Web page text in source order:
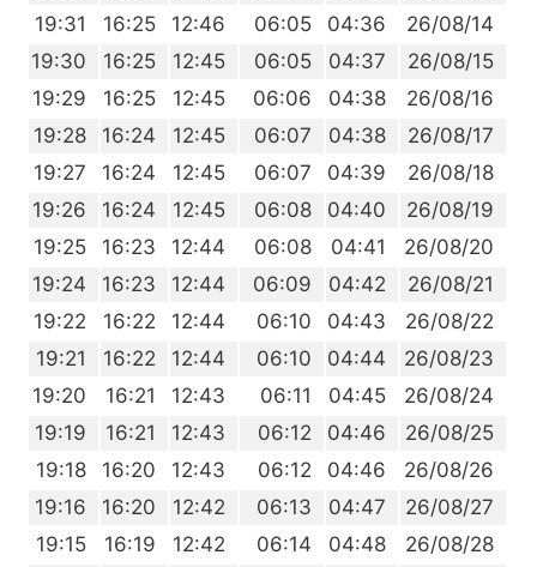
26/08/14
04:36
06:05
12:46
16:25
19:31
26/08/15
04:37
06:05
12:45
16:25
19:30
26/08/16
04:38
06:06
12:45
16:25
19:29
26/08/17
04:38
06:07
12:45
16:24
19:28
26/08/18
04:39
06:07
12:45
16:24
19:27
26/08/19
04:40
06:08
12:45
16:24
19:26
26/08/20
04:41
06:08
12:44
16:23
19:25
26/08/21
04:42
06:09
12:44
16:23
19:24
26/08/22
04:43
06:10
12:44
16:22
19:22
26/08/23
04:44
06:10
12:44
16:22
19:21
26/08/24
04:45
06:11
12:43
16:21
19:20
26/08/25
04:46
06:12
12:43
16:21
19:19
26/08/26
04:46
06:12
12:43
16:20
19:18
26/08/27
04:47
06:13
12:42
16:20
19:16
26/08/28
04:48
06:14
12:42
16:19
19:15